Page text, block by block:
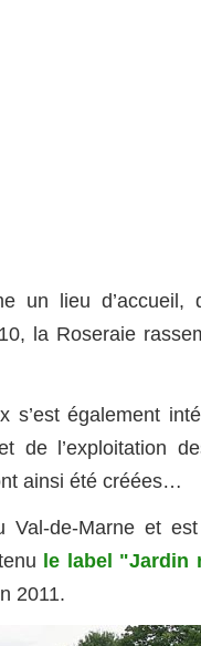
un lieu d’accueil,
la Roseraie
également
de l’exploitation
ainsi été créées…
de-Marne et est
le label "Jardin
2011.